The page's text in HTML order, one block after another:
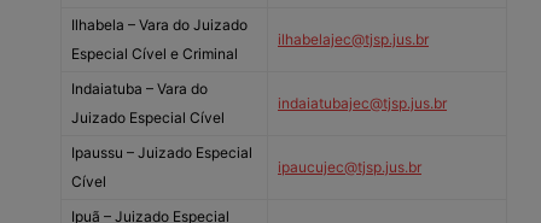
Ilhabela – Vara do Juizado
Especial Cível e Criminal
ilhabelajec@tjsp.jus.br
Indaiatuba – Vara do
Juizado Especial Cível
indaiatubajec@tjsp.jus.br
Ipaussu – Juizado Especial
Cível
ipaucujec@tjsp.jus.br
Ipuã – Juizado Especial